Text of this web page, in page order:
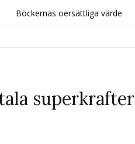
Böckernas oersättliga värde
superkrafter